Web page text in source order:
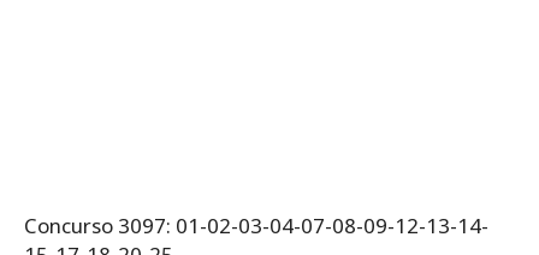
Concurso 3097: 01-02-03-04-07-08-09-12-13-14-